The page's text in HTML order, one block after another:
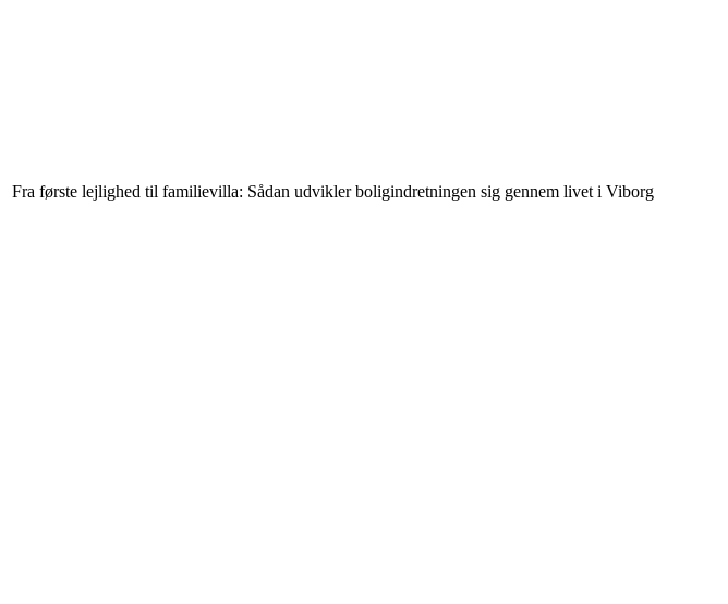
Fra første lejlighed til familievilla: Sådan udvikler boligindretningen sig gennem livet i Viborg